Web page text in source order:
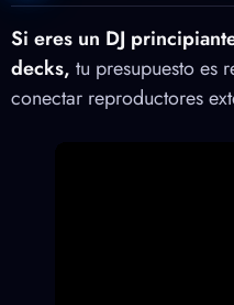
Si eres un DJ
decks, tu presupuesto es
conectar reproductores